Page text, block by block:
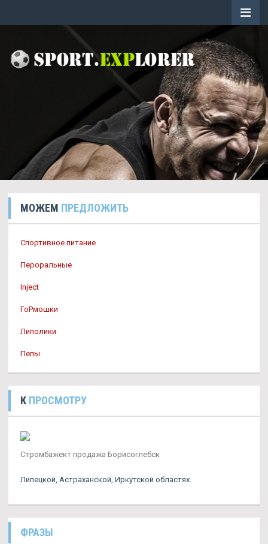
МОЖЕМ ПРЕДЛОЖИТЬ
Спортивное питание
Пероральные
Inject
ГоРмошки
Липолики
Пепы
К ПРОСМОТРУ
Стромбажект продажа Борисоглебск
Липецкой, Астраханской, Иркутской областях.
ФРАЗЫ